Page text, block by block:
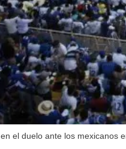
el duelo ante los mexicanos